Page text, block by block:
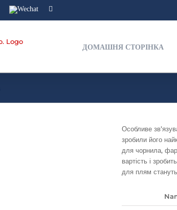
Wechat
ДОМАШНЯ СТОРІНКА
Особливе
зробили його
для чорнила,
вартість і
для плям